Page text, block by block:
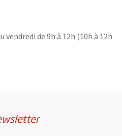
vendredi de 9h à 12h (10h à 12h
Ouvre une nouvelle fenêtre